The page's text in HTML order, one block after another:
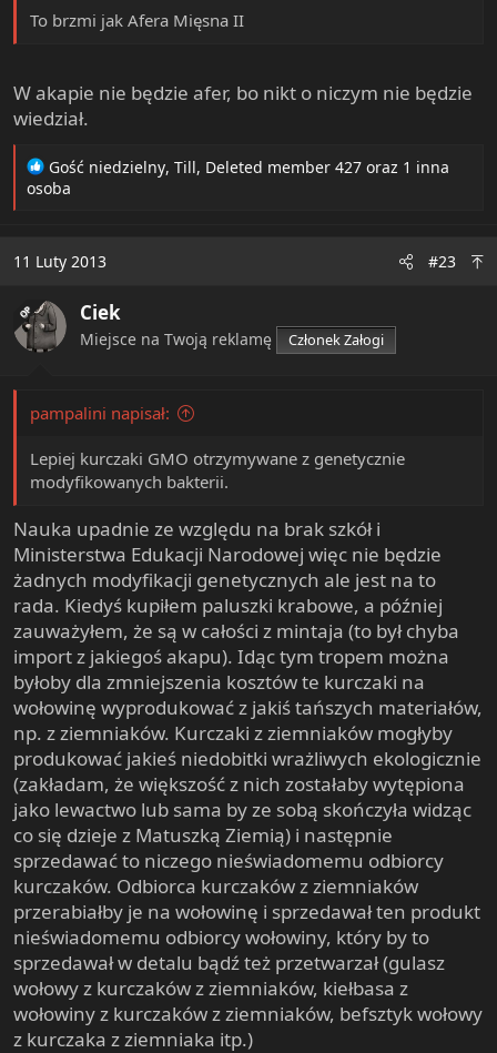
To brzmi jak Afera Mięsna II
W akapie nie będzie afer, bo nikt o niczym nie będzie
wiedział.
R
e
i
n
s
:
Gość niedzielny, Till, Deleted member 427 oraz 1 inna
osoba
11 Luty 2013 #23
OP Ciek
Miejsce na Twoją reklamę Członek Załogi
pampalini napisał:
Lepiej kurczaki GMO otrzymywane z genetycznie
modyfikowanych bakterii.
Nauka upadnie ze względu na brak szkół i
Ministerstwa Edukacji Narodowej więc nie będzie
żadnych modyfikacji genetycznych ale jest na to
rada. Kiedyś kupiłem paluszki krabowe, a później
zauważyłem, że są w całości z mintaja (to był chyba
import z jakiegoś akapu). Idąc tym tropem można
byłoby dla zmniejszenia kosztów te kurczaki na
wołowinę wyprodukować z jakiś tańszych materiałów,
np. z ziemniaków. Kurczaki z ziemniaków mogłyby
produkować jakieś niedobitki wrażliwych ekologicznie
(zakładam, że większość z nich zostałaby wytępiona
jako lewactwo lub sama by ze sobą skończyła widząc
co się dzieje z Matuszką Ziemią) i następnie
sprzedawać to niczego nieświadomemu odbiorcy
kurczaków. Odbiorca kurczaków z ziemniaków
przerabiałby je na wołowinę i sprzedawał ten produkt
nieświadomemu odbiorcy wołowiny, który by to
sprzedawał w detalu bądź też przetwarzał (gulasz
wołowy z kurczaków z ziemniaków, kiełbasa z
wołowiny z kurczaków z ziemniaków, befsztyk wołowy
z kurczaka z ziemniaka itp.)